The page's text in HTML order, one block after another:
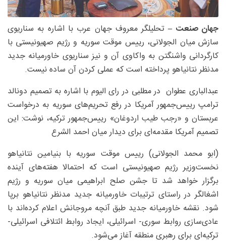
جهان صنعت –تحلیلگر معروف جهان عرب با اشاره به سناریوی
سازش میان الجولانی، رییس موقت سوریه و رژیم صهیونیستی با
کارگردانی واشنگتن به واکاوی آن و نیز سناریوی خاورمیانه جدید
مدنظر نتانیاهو پرداخته است که عملی کردن آن ساده نیست.
عبدالباری عطوان در مطلبی در رای الیوم با اشاره به تصمیم دونالد
ترامپ رییس‌جمهور آمریکا در رفع تحریم‌های سوریه به درخواست
عربستان و «رجب طیب اردوغان» رییس‌جمهور ترکیه، نوشت: این
تصمیم آمریکا مقدمه‌ای برای دیدار میان احمد الشرع
(ابو محمد الجولانی) رییس موقت سوریه با بنیامین نتانیاهو
نخست‌وزیر رژیم صهیونیستی است که احتمالا هفته‌های آینده
برگزار خواهد شد تا جشن صلح ابراهیمی میان سوریه و رژیم
اشغالگر در راستای ترتیبات خاورمیانه جدید مدنظر نتانیاهو برپا
شود. نقشه خاورمیانه جدید طبق آنچه مروجانش اعلام کرده‌اند با
عادی‌سازی روابط سوری‌- اسرائیلی، ایجاد روابط ائتلافی اسرائیلی‌-
ترکیه‌ای برای رهبری منطقه آغاز می‌شود.